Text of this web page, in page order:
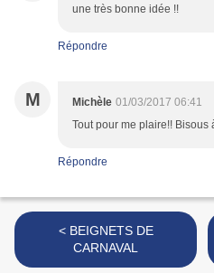
une très bonne idée !!
Répondre
M Michèle 01/03/2017 06:41
Tout pour me plaire!! Bisous
Répondre
< BEIGNETS DE
CARNAVAL